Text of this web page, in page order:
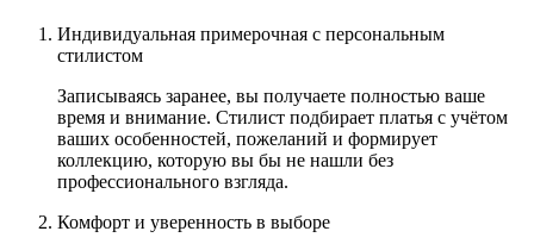
Индивидуальная примерочная с персональным
стилистом
Записываясь заранее, вы получаете полностью ваше
время и внимание. Стилист подбирает платья с учётом
ваших особенностей, пожеланий и формирует
коллекцию, которую вы бы не нашли без
профессионального взгляда.
Комфорт и уверенность в выборе